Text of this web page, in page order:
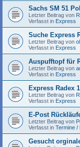
Sachs SM 51
Letzter Beitrag von
Verfasst in Express
Suche Express
Letzter Beitrag von
Verfasst in Express
Auspufftopf für
Letzter Beitrag von
Verfasst in Express
Express Radex
Letzter Beitrag von
Verfasst in Express
E-Post
Letzter Beitrag von
Verfasst in Termine /
Gesucht